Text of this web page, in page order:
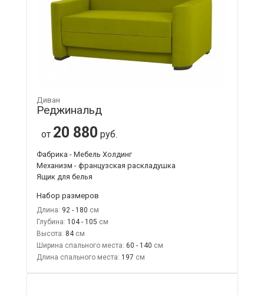
Диван
Реджинальд
от 20 880 руб.
Фабрика - Мебель Холдинг
Механизм - французская раскладушка
Ящик для белья
Набор размеров
Длина: 92 - 180
Глубина: 104 - 105
Высота: 84
Ширина спального места: 60 - 140
Длина спального места: 197